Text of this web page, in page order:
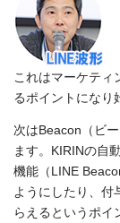
これはマーケティ
るポイントになり
次はBeacon（ビ
ます。KIRINの自
機能（LINE
ようにしたり、付
らえるというポイ